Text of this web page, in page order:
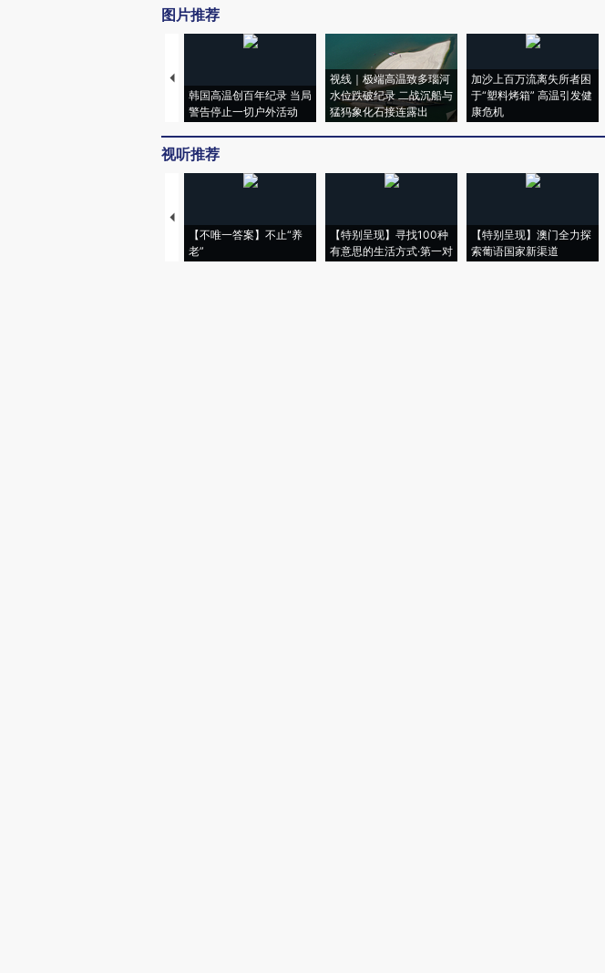
图片推荐
韩国高温创百年纪录 当局
警告停止一切户外活动
视线｜极端高温致多瑙河
水位跌破纪录 二战沉船与
猛犸象化石接连露出
加沙上百万流离失所者困
于“塑料烤箱” 高温引发健
康危机
视听推荐
【不唯一答案】不止“养
老”
【特别呈现】寻找100种
有意思的生活方式·第一对
【特别呈现】澳门全力探
索葡语国家新渠道